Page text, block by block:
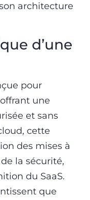
architecture
d’une
pour
une
et sans
cette
des mises à
la sécurité,
du SaaS.
que